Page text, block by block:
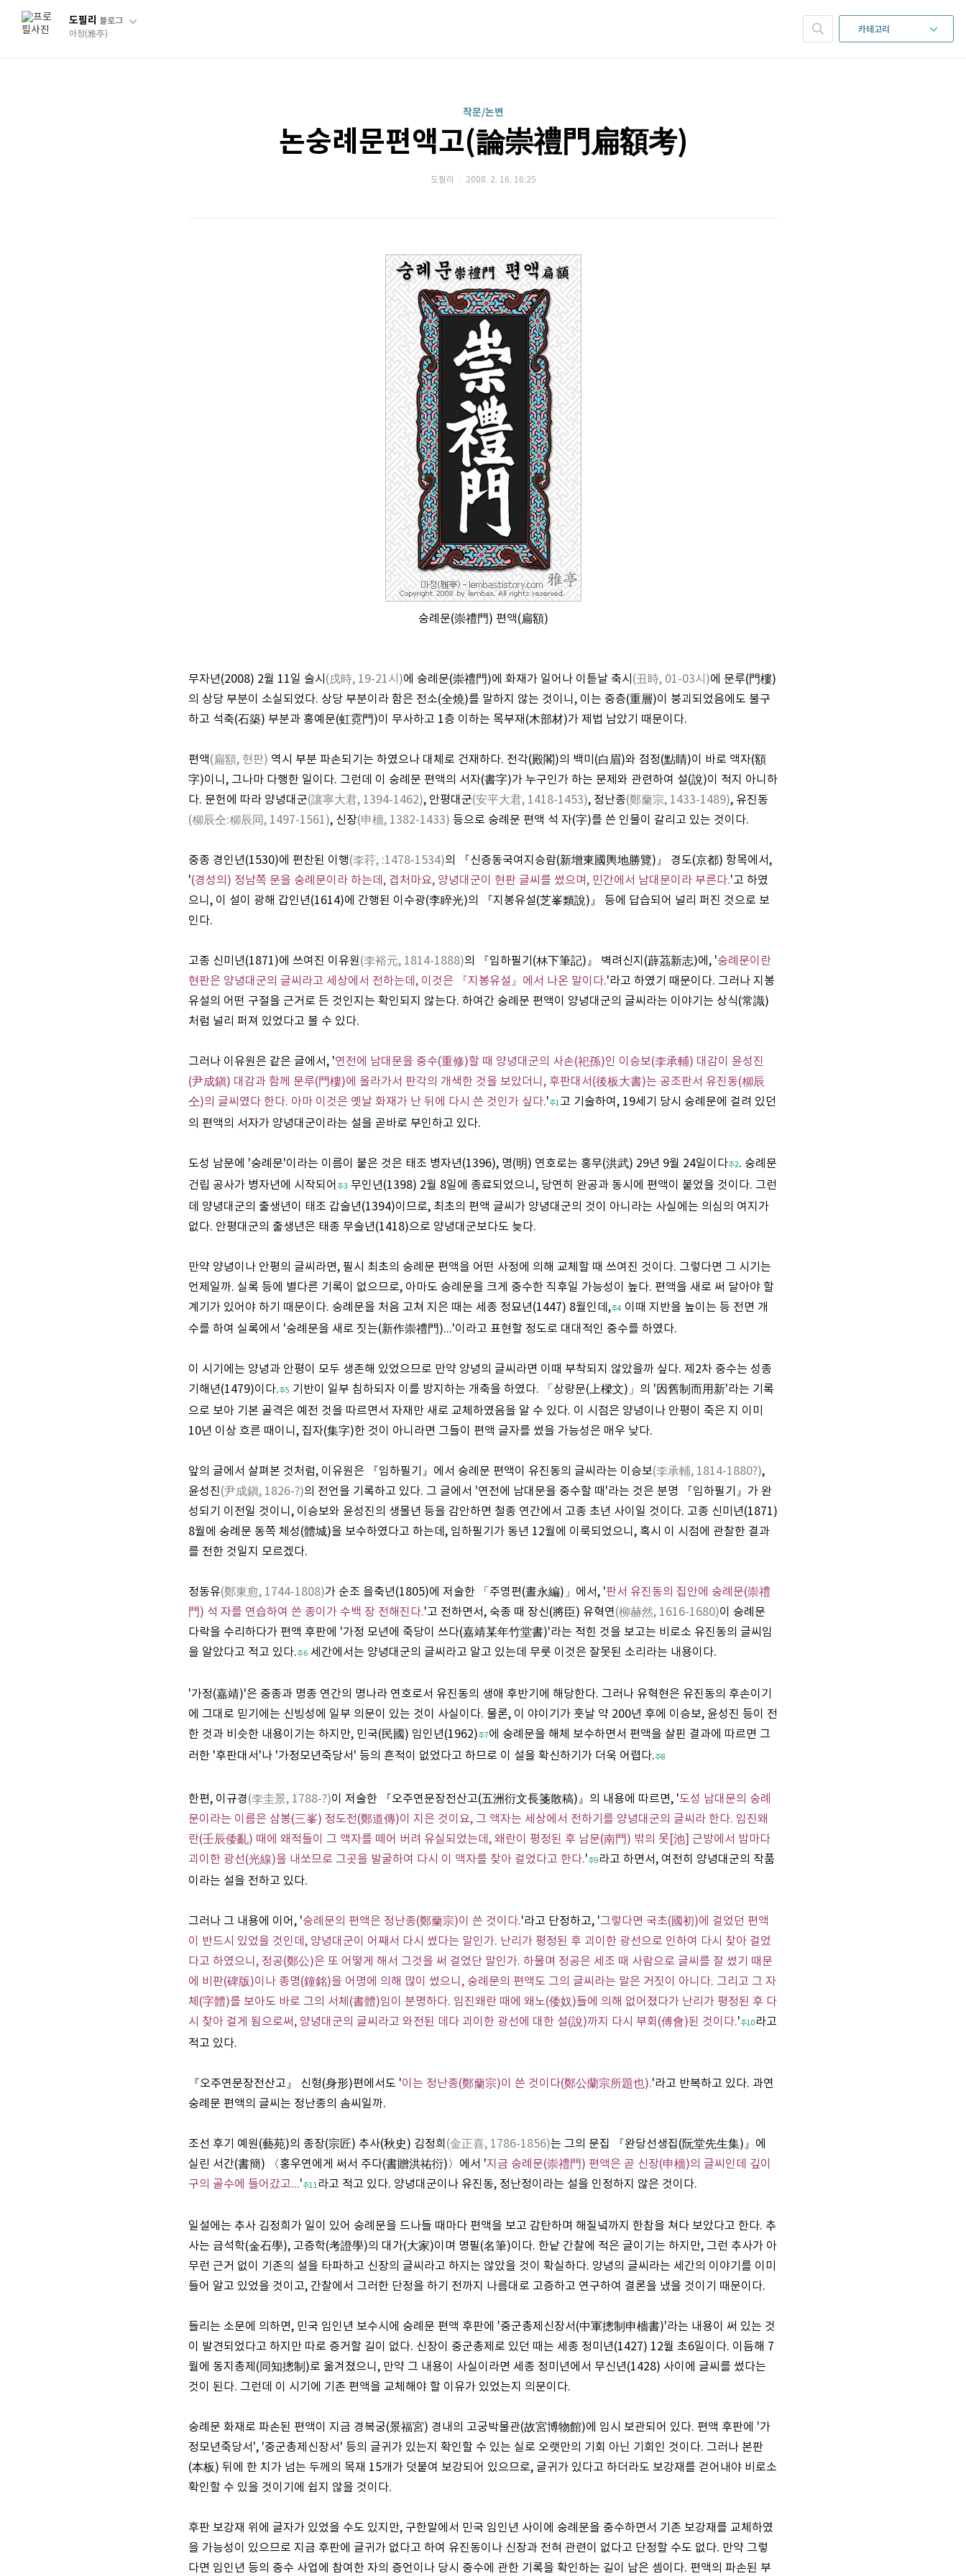
도필리 블로그
아정(雅亭) 카테고리
작문/논변
논숭례문편액고(論崇禮門扁額考)
도필리 2008. 2. 16. 16:25
숭례문(崇禮門) 편액(扁額)
무자년(2008) 2월 11일 술시 (戌時, 19-21시)에 숭례문(崇禮門)에 화재가 일어나 이튿날 축시 (丑時, 01-03시)에 문루(門樓)
의 상당 부분이 소실되었다. 상당 부분이라 함은 전소(全燒)를 말하지 않는 것이니, 이는 중층(重層)이 붕괴되었음에도 불구
하고 석축(石築) 부분과 홍예문(虹霓門)이 무사하고 1층 이하는 목부재(木部材)가 제법 남았기 때문이다.
편액(扁額, 현판) 역시 부분 파손되기는 하였으나 대체로 건재하다. 전각(殿閣)의 백미(白眉)와 점정(點睛)이 바로 액자(額
字)이니, 그나마 다행한 일이다. 그런데 이 숭례문 편액의 서자(書字)가 누구인가 하는 문제와 관련하여 설(說)이 적지 아니하
다. 문헌에 따라 양녕대군(讓寧大君, 1394-1462), 안평대군(安平大君, 1418-1453), 정난종(鄭蘭宗, 1433-1489), 유진동
(柳辰仝:柳辰同, 1497-1561), 신장(申檣, 1382-1433) 등으로 숭례문 편액 석 자(字)를 쓴 인물이 갈리고 있는 것이다.
중종 경인년(1530)에 편찬된 이행(李荇, :1478-1534)의 『신증동국여지승람(新增東國輿地勝覽)』 경도(京都) 항목에서,
'(경성의) 정남쪽 문을 숭례문이라 하는데, 겹처마요, 양녕대군이 현판 글씨를 썼으며, 민간에서 남대문이라 부른다.'고 하였
으니, 이 설이 광해 갑인년(1614)에 간행된 이수광(李睟光)의 『지봉유설(芝峯類說)』 등에 답습되어 널리 퍼진 것으로 보
인다.
고종 신미년(1871)에 쓰여진 이유원(李裕元, 1814-1888)의 『임하필기(林下筆記)』 벽려신지(薜茘新志)에, '숭례문이란
현판은 양녕대군의 글씨라고 세상에서 전하는데, 이것은 『지봉유설』에서 나온 말이다.'라고 하였기 때문이다. 그러나 지봉
유설의 어떤 구절을 근거로 든 것인지는 확인되지 않는다. 하여간 숭례문 편액이 양녕대군의 글씨라는 이야기는 상식(常識)
처럼 널리 퍼져 있었다고 볼 수 있다.
그러나 이유원은 같은 글에서, '연전에 남대문을 중수(重修)할 때 양녕대군의 사손(祀孫)인 이승보(李承輔) 대감이 윤성진
(尹成鎭) 대감과 함께 문루(門樓)에 올라가서 판각의 개색한 것을 보았더니, 후판대서(後板大書)는 공조판서 유진동(柳辰
仝)의 글씨였다 한다. 아마 이것은 옛날 화재가 난 뒤에 다시 쓴 것인가 싶다.'주1고 기술하여, 19세기 당시 숭례문에 걸려 있던
의 편액의 서자가 양녕대군이라는 설을 곧바로 부인하고 있다.
도성 남문에 '숭례문'이라는 이름이 붙은 것은 태조 병자년(1396), 명(明) 연호로는 홍무(洪武) 29년 9월 24일이다주2. 숭례문
건립 공사가 병자년에 시작되어 주3 무인년(1398) 2월 8일에 종료되었으니, 당연히 완공과 동시에 편액이 붙었을 것이다. 그런
데 양녕대군의 출생년이 태조 갑술년(1394)이므로, 최초의 편액 글씨가 양녕대군의 것이 아니라는 사실에는 의심의 여지가
없다. 안평대군의 출생년은 태종 무술년(1418)으로 양녕대군보다도 늦다.
만약 양녕이나 안평의 글씨라면, 필시 최초의 숭례문 편액을 어떤 사정에 의해 교체할 때 쓰여진 것이다. 그렇다면 그 시기는
언제일까. 실록 등에 별다른 기록이 없으므로, 아마도 숭례문을 크게 중수한 직후일 가능성이 높다. 편액을 새로 써 달아야 할
계기가 있어야 하기 때문이다. 숭례문을 처음 고쳐 지은 때는 세종 정묘년(1447) 8월인데,주4 이때 지반을 높이는 등 전면 개
수를 하여 실록에서 '숭례문을 새로 짓는(新作崇禮門)...'이라고 표현할 정도로 대대적인 중수를 하였다.
이 시기에는 양녕과 안평이 모두 생존해 있었으므로 만약 양녕의 글씨라면 이때 부착되지 않았을까 싶다. 제2차 중수는 성종
기해년(1479)이다.주5 기반이 일부 침하되자 이를 방지하는 개축을 하였다. 「상량문(上樑文)」의 '因舊制而用新'라는 기록
으로 보아 기본 골격은 예전 것을 따르면서 자재만 새로 교체하였음을 알 수 있다. 이 시점은 양녕이나 안평이 죽은 지 이미
10년 이상 흐른 때이니, 집자(集字)한 것이 아니라면 그들이 편액 글자를 썼을 가능성은 매우 낮다.
앞의 글에서 살펴본 것처럼, 이유원은 『임하필기』에서 숭례문 편액이 유진동의 글씨라는 이승보(李承輔, 1814-1880?),
윤성진(尹成鎭, 1826-?)의 전언을 기록하고 있다. 그 글에서 '연전에 남대문을 중수할 때'라는 것은 분명 『임하필기』가 완
성되기 이전일 것이니, 이승보와 윤성진의 생몰년 등을 감안하면 철종 연간에서 고종 초년 사이일 것이다. 고종 신미년(1871)
8월에 숭례문 동쪽 체성(體城)을 보수하였다고 하는데, 임하필기가 동년 12월에 이룩되었으니, 혹시 이 시점에 관찰한 결과
를 전한 것일지 모르겠다.
정동유(鄭東愈, 1744-1808)가 순조 을축년(1805)에 저술한 「주영편(晝永編)」에서, '판서 유진동의 집안에 숭례문(崇禮
門) 석 자를 연습하여 쓴 종이가 수백 장 전해진다.'고 전하면서, 숙종 때 장신(將臣) 유혁연(柳赫然, 1616-1680)이 숭례문
다락을 수리하다가 편액 후판에 '가정 모년에 죽당이 쓰다(嘉靖某年竹堂書)'라는 적힌 것을 보고는 비로소 유진동의 글씨임
을 알았다고 적고 있다.주6 세간에서는 양녕대군의 글씨라고 알고 있는데 무룻 이것은 잘못된 소리라는 내용이다.
'가정(嘉靖)'은 중종과 명종 연간의 명나라 연호로서 유진동의 생애 후반기에 해당한다. 그러나 유혁현은 유진동의 후손이기
에 그대로 믿기에는 신빙성에 일부 의문이 있는 것이 사실이다. 물론, 이 야이기가 훗날 약 200년 후에 이승보, 윤성진 등이 전
한 것과 비슷한 내용이기는 하지만, 민국(民國) 임인년(1962)주7에 숭례문을 해체 보수하면서 편액을 살핀 결과에 따르면 그
러한 '후판대서'나 '가정모년죽당서' 등의 흔적이 없었다고 하므로 이 설을 확신하기가 더욱 어렵다.주8
한편, 이규경(李圭景, 1788-?)이 저술한 『오주연문장전산고(五洲衍文長箋散稿)』의 내용에 따르면, '도성 남대문의 숭례
문이라는 이름은 삼봉(三峯) 정도전(鄭道傳)이 지은 것이요, 그 액자는 세상에서 전하기를 양녕대군의 글씨라 한다. 임진왜
란(壬辰倭亂) 때에 왜적들이 그 액자를 떼어 버려 유실되었는데, 왜란이 평정된 후 남문(南門) 밖의 못[池] 근방에서 밤마다
괴이한 광선(光線)을 내쏘므로 그곳을 발굴하여 다시 이 액자를 찾아 걸었다고 한다.'주9라고 하면서, 여전히 양녕대군의 작품
이라는 설을 전하고 있다.
그러나 그 내용에 이어, '숭례문의 편액은 정난종(鄭蘭宗)이 쓴 것이다.'라고 단정하고, '그렇다면 국초(國初)에 걸었던 편액
이 반드시 있었을 것인데, 양녕대군이 어째서 다시 썼다는 말인가. 난리가 평정된 후 괴이한 광선으로 인하여 다시 찾아 걸었
다고 하였으니, 정공(鄭公)은 또 어떻게 해서 그것을 써 걸었단 말인가. 하물며 정공은 세조 때 사람으로 글씨를 잘 썼기 때문
에 비판(碑版)이나 종명(鐘銘)을 어명에 의해 많이 썼으니, 숭례문의 편액도 그의 글씨라는 말은 거짓이 아니다. 그리고 그 자
체(字體)를 보아도 바로 그의 서체(書體)임이 분명하다. 임진왜란 때에 왜노(倭奴)들에 의해 없어졌다가 난리가 평정된 후 다
시 찾아 걸게 됨으로써, 양녕대군의 글씨라고 와전된 데다 괴이한 광선에 대한 설(說)까지 다시 부회(傅會)된 것이다.'주10라고
적고 있다.
『오주연문장전산고』 신형(身形)편에서도 '이는 정난종(鄭蘭宗)이 쓴 것이다(鄭公蘭宗所題也).'라고 반복하고 있다. 과연
숭례문 편액의 글씨는 정난종의 솜씨일까.
조선 후기 예원(藝苑)의 종장(宗匠) 추사(秋史) 김정희 (金正喜, 1786-1856)는 그의 문집 『완당선생집(阮堂先生集)』에
실린 서간(書簡) 〈홍우연에게 써서 주다(書贈洪祐衍)〉에서 '지금 숭례문(崇禮門) 편액은 곧 신장(申檣)의 글씨인데 깊이
구의 골수에 들어갔고...'주11라고 적고 있다. 양녕대군이나 유진동, 정난정이라는 설을 인정하지 않은 것이다.
일설에는 추사 김정희가 일이 있어 숭례문을 드나들 때마다 편액을 보고 감탄하며 해질녘까지 한참을 쳐다 보았다고 한다. 추
사는 금석학(金石學), 고증학(考證學)의 대가(大家)이며 명필(名筆)이다. 한낱 간찰에 적은 글이기는 하지만, 그런 추사가 아
무런 근거 없이 기존의 설을 타파하고 신장의 글씨라고 하지는 않았을 것이 확실하다. 양녕의 글씨라는 세간의 이야기를 이미
들어 알고 있었을 것이고, 간찰에서 그러한 단정을 하기 전까지 나름대로 고증하고 연구하여 결론을 냈을 것이기 때문이다.
들리는 소문에 의하면, 민국 임인년 보수시에 숭례문 편액 후판에 '중군총제신장서(中軍摠制申檣書)'라는 내용이 써 있는 것
이 발견되었다고 하지만 따로 증거할 길이 없다. 신장이 중군총제로 있던 때는 세종 정미년(1427) 12월 초6일이다. 이듬해 7
월에 동지총제(同知摠制)로 옮겨졌으니, 만약 그 내용이 사실이라면 세종 정미년에서 무신년(1428) 사이에 글씨를 썼다는
것이 된다. 그런데 이 시기에 기존 편액을 교체해야 할 이유가 있었는지 의문이다.
숭례문 화재로 파손된 편액이 지금 경복궁(景福宮) 경내의 고궁박물관(故宮博物館)에 임시 보관되어 있다. 편액 후판에 '가
정모년죽당서', '중군총제신장서' 등의 글귀가 있는지 확인할 수 있는 실로 오랫만의 기회 아닌 기회인 것이다. 그러나 본판
(本板) 뒤에 한 치가 넘는 두께의 목재 15개가 덧붙여 보강되어 있으므로, 글귀가 있다고 하더라도 보강재를 걷어내야 비로소
확인할 수 있을 것이기에 쉽지 않을 것이다.
후판 보강재 위에 글자가 있었을 수도 있지만, 구한말에서 민국 임인년 사이에 숭례문을 중수하면서 기존 보강재를 교체하였
을 가능성이 있으므로 지금 후판에 글귀가 없다고 하여 유진동이나 신장과 전혀 관련이 없다고 단정할 수도 없다. 만약 그렇
다면 임인년 등의 중수 사업에 참여한 자의 증언이나 당시 중수에 관한 기록을 확인하는 길이 남은 셈이다. 편액의 파손된 부